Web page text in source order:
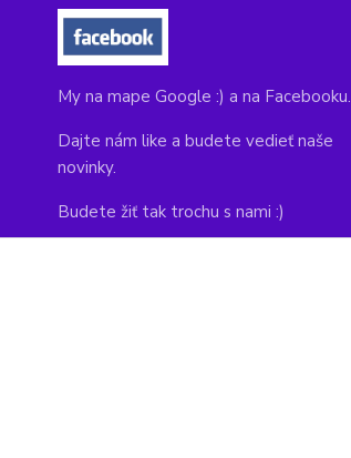
My na mape Google :) a na Facebooku.
Dajte nám like a budete vedieť naše
novinky.
Budete žiť tak trochu s nami :)